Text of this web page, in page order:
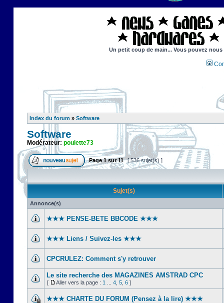
Un petit coup de main... Vous pouvez
Index du forum » Software
Software
Modérateur: poulette73
Page1sur11 [ 536 sujet(s) ]
Sujet(s)
Annonce(s)
★★★ PENSE-BETE BBCODE ★★★
★★★ Liens / Suivez-les ★★★
CPCRULEZ: Comment s'y retrouver‎
Le site recherche des MAGAZINES AMSTRAD CPC
[ Aller vers la page : 1 4 5 6 ]
★★★ CHARTE DU FORUM (Pensez à la lire) ★★★